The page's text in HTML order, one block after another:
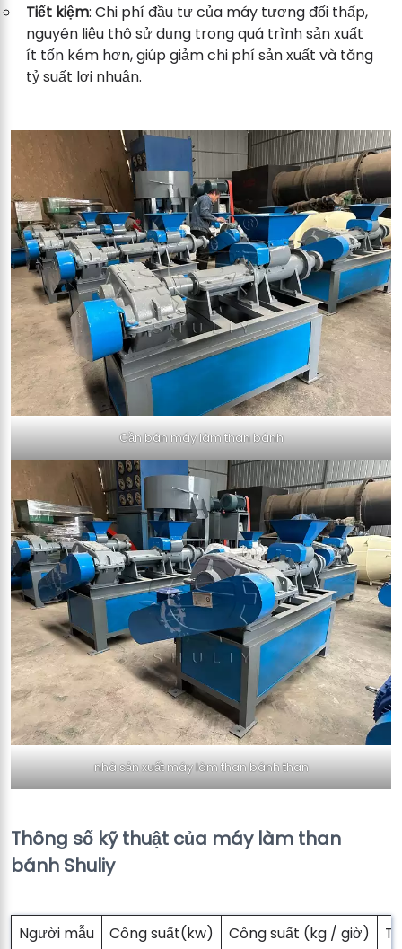
Tiết kiệm: Chi phí đầu tư của máy tương đối thấp,
nguyên liệu thô sử dụng trong quá trình sản xuất
ít tốn kém hơn, giúp giảm chi phí sản xuất và tăng
tỷ suất lợi nhuận.
Cần bán máy làm than bánh
nhà sản xuất máy làm than bánh than
Thông số kỹ thuật của máy làm than
bánh Shuliy
Người mẫu Công suất(kw) Công suất (kg / giờ)